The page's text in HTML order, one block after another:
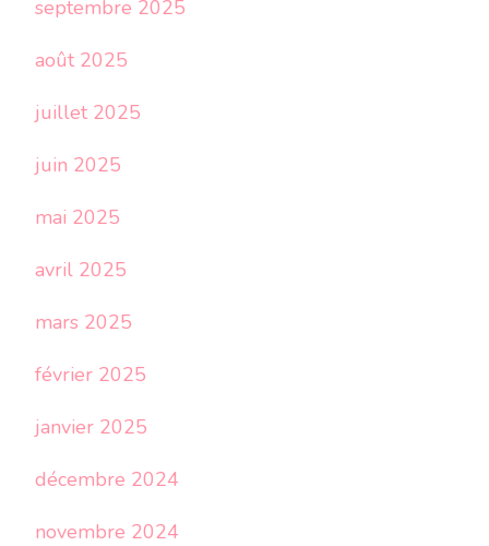
septembre 2025
août 2025
juillet 2025
juin 2025
mai 2025
avril 2025
mars 2025
février 2025
janvier 2025
décembre 2024
novembre 2024